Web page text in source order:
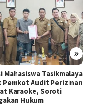
»
Mahasiswa Tasikmalaya
Pemkot Audit Perizinan
Karaoke, Soroti
Hukum